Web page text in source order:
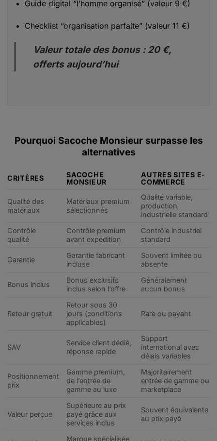
Guide digital “l’homme organisé” (valeur 9 €)
Checklist “organisation parfaite” (valeur 11 €)
Valeur totale des bonus : 20 €,
offerts aujourd’hui
Pourquoi Sacoche Monsieur surpasse les
alternatives
CRITÈRES
SACOCHE
MONSIEUR
AUTRES SITES E-
COMMERCE
Qualité des
matériaux
Matériaux premium
sélectionnés
Qualité variable,
production
industrielle standard
Contrôle
qualité
Contrôle premium
avant expédition
Contrôle industriel
standard
Garantie
Garantie fabricant
incluse
Souvent limitée ou
absente
Bonus inclus
Bonus exclusifs
inclus selon l’offre
Généralement
aucun bonus
Retour gratuit
Retour sous 30
jours (conditions
applicables)
Rare ou payant
SAV
Service client dédié,
réponse rapide
Support
international avec
délais variables
Positionnement
prix
Gamme premium,
de l’entrée de
gamme au luxe
Majoritairement
entrée de gamme ou
marketplace
Valeur perçue
Supérieure au prix
payé grâce aux
services inclus
Souvent équivalente
au prix payé
Marque spécialisée